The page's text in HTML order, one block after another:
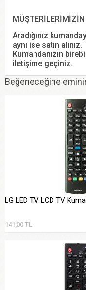
MÜŞTERİLERİMİZİN
Aradığınız
aynı ise satın alınız.
Kumandanızın
iletişime geçiniz.
Beğeneceğine
LG LED TV LCD TV
141,00 TL